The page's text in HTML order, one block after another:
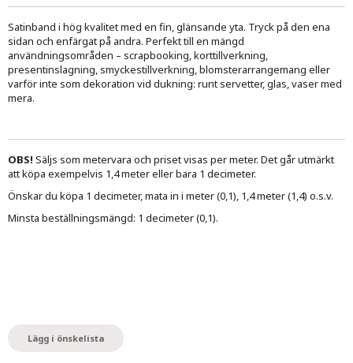
Satinband i hög kvalitet med en fin, glänsande yta. Tryck på den ena
sidan och enfärgat på andra. Perfekt till en mängd
användningsområden – scrapbooking, korttillverkning,
presentinslagning, smyckestillverkning, blomsterarrangemang eller
varför inte som dekoration vid dukning: runt servetter, glas, vaser med
mera.
OBS! Säljs som metervara och priset visas per meter. Det går utmärkt
att köpa exempelvis 1,4 meter eller bara 1 decimeter.
Önskar du köpa 1 decimeter, mata in i meter (0,1), 1,4 meter (1,4) o.s.v.
Minsta beställningsmängd: 1 decimeter (0,1).
Lägg i önskelista